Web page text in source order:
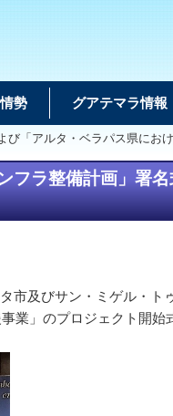
勢 グアテマラ情報
「アルタ・ベラパス県にお
フラ整備計画」署
及びサン・ミゲル・ト
業」のプロジェクト開始